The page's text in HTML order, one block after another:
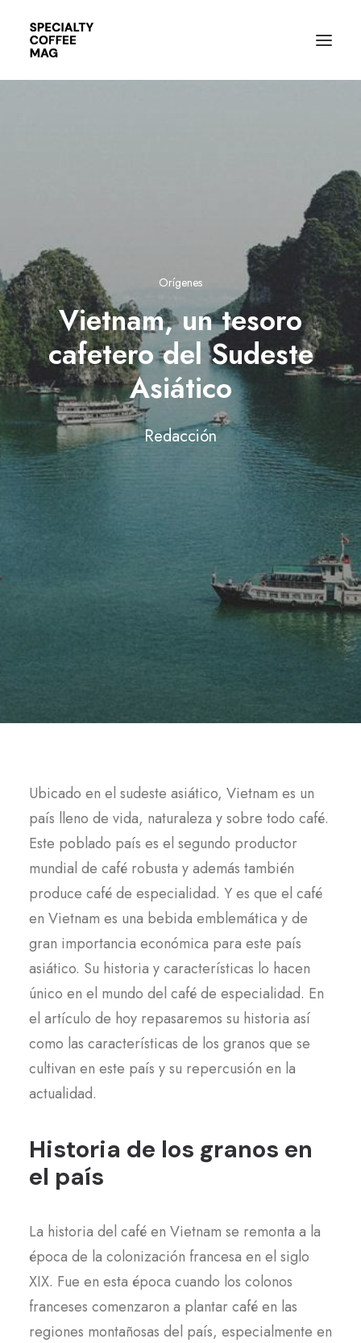
Orígenes
Vietnam, un tesoro
cafetero del Sudeste
Asiático
Redacción
Ubicado en el sudeste asiático, Vietnam es un
país lleno de vida, naturaleza y sobre todo café.
Este poblado país es el segundo productor
mundial de café robusta y además también
produce café de especialidad. Y es que el café
en Vietnam es una bebida emblemática y de
gran importancia económica para este país
asiático. Su historia y características lo hacen
único en el mundo del café de especialidad. En
el artículo de hoy repasaremos su historia así
como las características de los granos que se
cultivan en este país y su repercusión en la
actualidad.
Historia de los granos en
el país
La historia del café en Vietnam se remonta a la
época de la colonización francesa en el siglo
XIX. Fue en esta época cuando los colonos
franceses comenzaron a plantar café en las
regiones montañosas del país, especialmente en